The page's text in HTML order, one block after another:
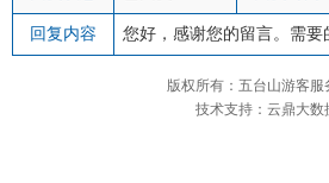
回复内容 您好，感谢您的留言。需要
版权所有：五台山游客服
技术支持：云鼎大数